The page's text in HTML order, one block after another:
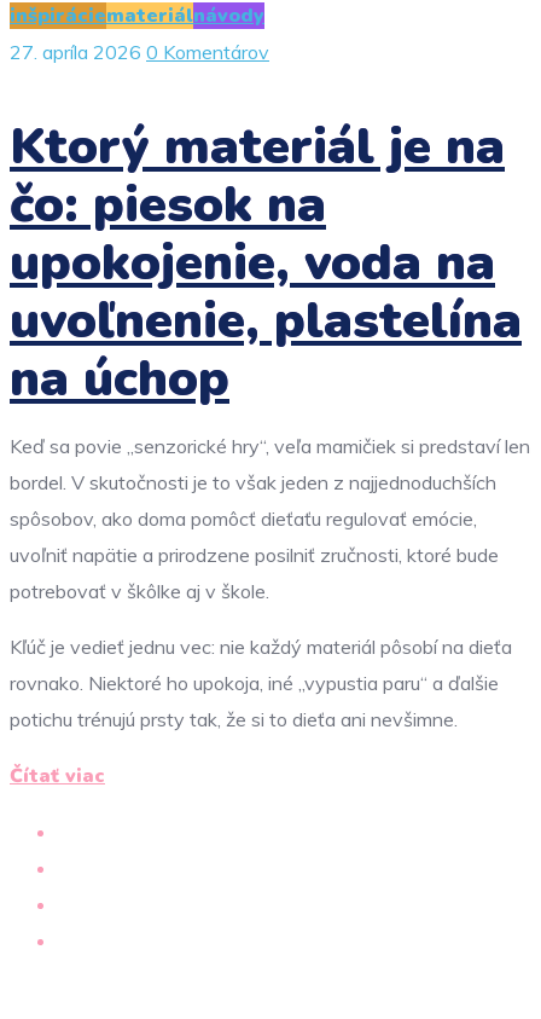
inšpiráciemateriálnávody
27. apríla 2026 0 Komentárov
Ktorý materiál je na
čo: piesok na
upokojenie, voda na
uvoľnenie, plastelína
na úchop
Keď sa povie „senzorické hry“, veľa mamičiek si predstaví len
bordel. V skutočnosti je to však jeden z najjednoduchších
spôsobov, ako doma pomôcť dieťaťu regulovať emócie,
uvoľniť napätie a prirodzene posilniť zručnosti, ktoré bude
potrebovať v škôlke aj v škole.
Kľúč je vedieť jednu vec: nie každý materiál pôsobí na dieťa
rovnako. Niektoré ho upokoja, iné „vypustia paru“ a ďalšie
potichu trénujú prsty tak, že si to dieťa ani nevšimne.
Čítať viac